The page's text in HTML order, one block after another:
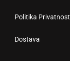
Politika
Dostava